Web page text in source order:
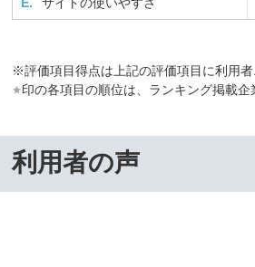
※評価項目得点は上記の評価項目に利用
印の各項目の順位は、ランキング掲載企
利用者の声